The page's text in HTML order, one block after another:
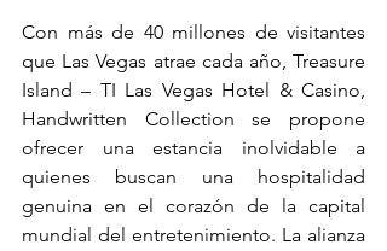
Con más de 40 millones de visitantes
que Las Vegas atrae cada año, Treasure
Island – TI Las Vegas Hotel & Casino,
Handwritten Collection se propone
ofrecer una estancia inolvidable a
quienes buscan una hospitalidad
genuina en el corazón de la capital
mundial del entretenimiento. La alianza